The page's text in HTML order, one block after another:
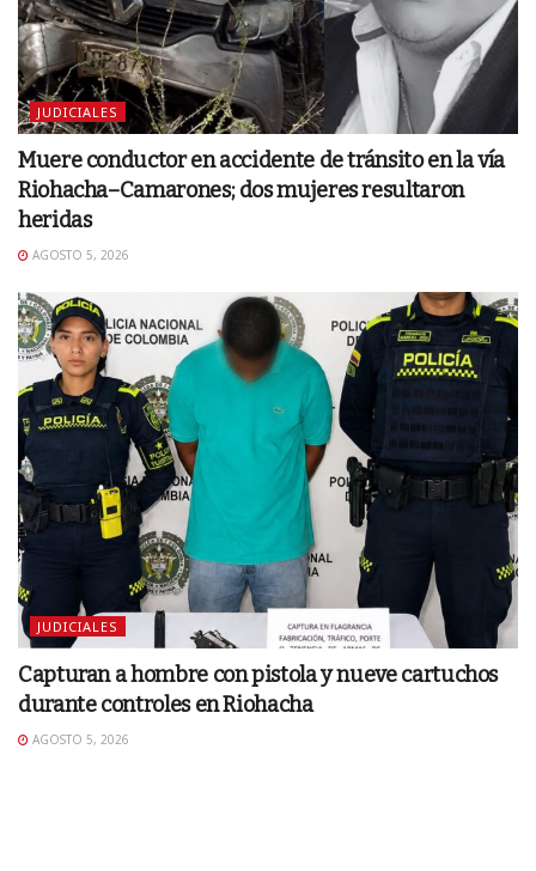
JUDICIALES
Muere conductor en accidente de tránsito en la vía
Riohacha–Camarones; dos mujeres resultaron
heridas
AGOSTO 5, 2026
JUDICIALES
Capturan a hombre con pistola y nueve cartuchos
durante controles en Riohacha
AGOSTO 5, 2026